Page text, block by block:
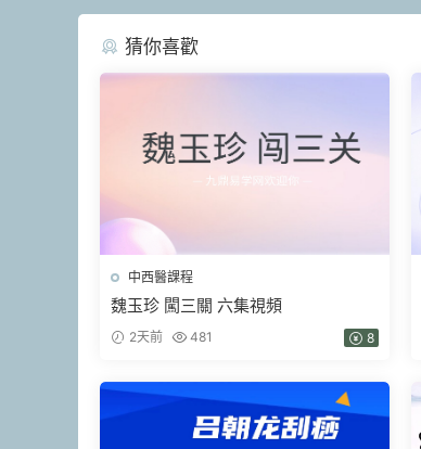
猜你喜歡
中西醫課程
魏玉珍 闖三關 六集視頻
2天前 481 8